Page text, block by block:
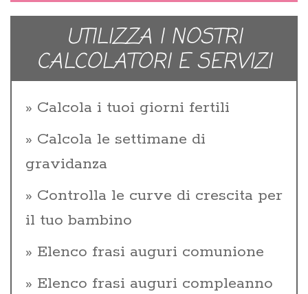
UTILIZZA I NOSTRI
CALCOLATORI E SERVIZI
Calcola i tuoi giorni fertili
Calcola le settimane di
gravidanza
Controlla le curve di crescita per
il tuo bambino
Elenco frasi auguri comunione
Elenco frasi auguri compleanno